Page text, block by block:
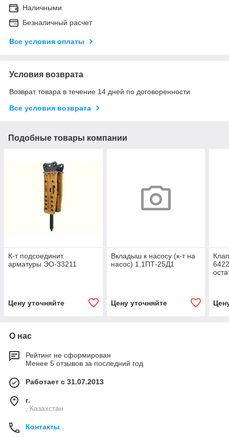
Наличными
Безналичный расчет
Все условия оплаты
Условия возврата
Возврат товара в течение 14 дней по договоренности
Все условия возврата
Подобные товары компании
К-т подсоединит.
арматуры ЭО-33211
Цену уточняйте
Вкладыш к насосу (к-т на
насос) 1,1ПТ-25Д1
Цену уточняйте
О нас
Рейтинг не сформирован
Менее 5 отзывов за последний год
Работает с 31.07.2013
г.
, Казахстан
Контакты